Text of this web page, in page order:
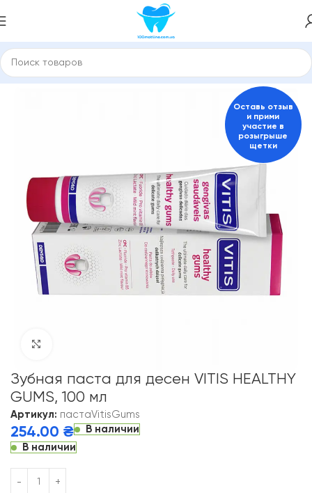
средства для гигиены полости рта Пасты для взрослых
Оставь отзыв
и прими
участие в
розыгрыше
щетки
Зубная паста для десен VITIS HEALTHY
GUMS, 100 мл
Артикул: пастаVitisGums
254.00 ₴
В наличии
В наличии
Alternative: